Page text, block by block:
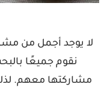
لا يوجد أجمل من
نقوم جميعًا
مشاركتها معهم.